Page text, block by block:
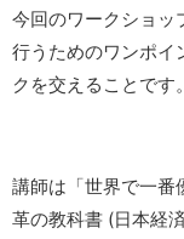
今回のワークショッ
行うためのワンポイ
クを交えることです。
講師は「世界で一番
革の教科書 (日本経